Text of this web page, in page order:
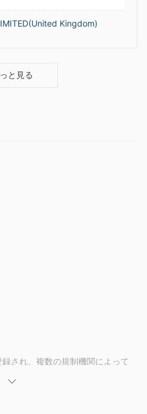
Kingdom)
と見る
され、複数の規制機関によって